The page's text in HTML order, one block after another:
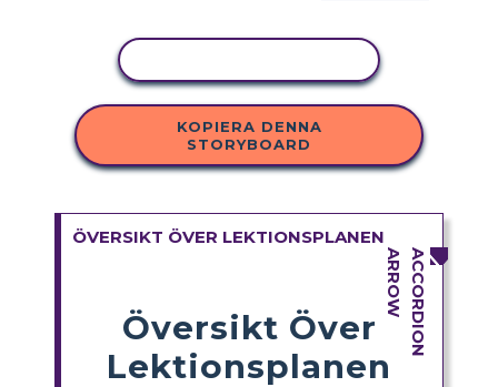
KOPIERA DENNA
STORYBOARD
ÖVERSIKT ÖVER LEKTIONSPLANEN
Översikt Över
Lektionsplanen